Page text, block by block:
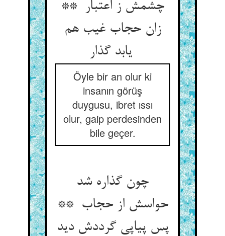
چشمش ز اعتبار **
زان حجاب غیب هم
یابد گذار
Öyle bir an olur ki
insanın görüş
duygusu, ibret ıssı
olur, gaip perdesinden
bile geçer.
چون گذاره شد
حواسش از حجاب **
پس پیاپی گرددش دید